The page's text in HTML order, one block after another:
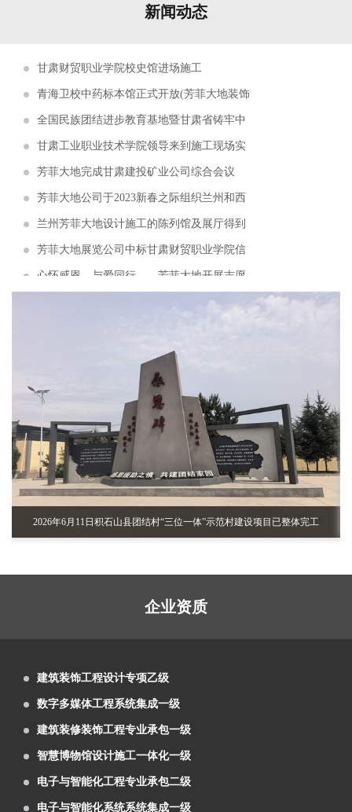
新闻动态
华池农耕文化馆召开项目评审会
青海卫校中药标本馆正式开放(芳菲大地装饰
展览工程有限公司设计施工)
全国民族团结进步教育基地暨甘肃省铸牢中
华民族共同体意识培训基地揭牌仪式在甘肃省法
官学院举行。
甘肃工业职业技术学院领导来到施工现场实
地调研
芳菲大地完成甘肃建投矿业公司综合会议
室、视频室等设计施工
芳菲大地公司于2023新春之际组织兰州和西
安两地同事开启了为期五天的考察学习
兰州芳菲大地设计施工的陈列馆及展厅得到
了专家学者的肯定和好评
芳菲大地展览公司中标甘肃财贸职业学院信
息化校史馆建设项目
心怀感恩，与爱同行——芳菲大地开展志愿
敬老慰问捐赠活动
芳菲大地设计施工的青海省第五人民医院院
芳菲大地完成甘肃一建智能会议室、接待
芳菲大地装饰展览设计施工的张掖数字政府
兰州芳菲大地展览2021年度总结会召开（变
革新升 精艺为公）
芳菲大地展览中标祁连山国家级自然保护区
自然教育与生态体验展馆项目
甘肃省副省长孙雪涛率团参加首届中国（武
汉）文化旅游博览会
芳菲大地圆满完成首届中国（武汉）文化旅
游博览会甘肃主题形象馆设计施工
芳菲大地设计的兰州新区税务局党建展厅、
党员阅览活动室正式交付使用
芳菲大地装饰展览设计施工的庆阳市环县荣
文化建设项目顺利完工投入使用
甘肃工业职业技术学院党组书记杨声等领导
2026年6月11日积石山县团结村“三位一体”示范村建设项目已整体完工
企业资质
展览工程企业水平二级
建筑装饰工程设计专项乙级
数字多媒体工程系统集成一级
建筑装修装饰工程专业承包一级
智慧博物馆设计施工一体化一级
电子与智能化系统系统集成一级
数字展示工程设计施工一体化 一级
数字多媒体工程系统集成一级
建筑装修装饰工程专业承包一级
智慧博物馆设计施工一体化一级
电子与智能化工程专业承包二级
电子与智能化系统系统集成一级
数字展示工程设计施工一体化 一级